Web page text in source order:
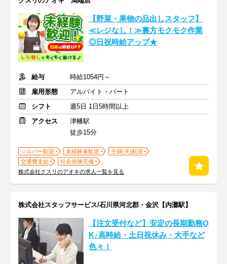
【野菜・果物の品出しスタッフ】
≪レジなし！≫裏方モクモク作業
◎日祝時給アップ★
給与
時給1054円～
雇用形態
アルバイト・パート
シフト
週5日 1日5時間以上
アクセス
津幡駅
徒歩15分
シルバー歓迎 未経験者歓迎
主婦(夫)歓迎
交通費支給
社会保険完備
株式会社クスリのアオキの求人一覧を見る
株式会社スタッフサービス/石川県河北郡・金沢【内灘駅】
【注文受付など】安定の長期勤務O
K♪高時給・土日祝休み・大手など
色々！